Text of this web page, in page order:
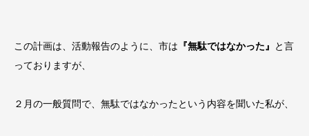
この計画は、活動報告のように、市は 『無駄ではなかった』
と言
っておりますが、
２月の一般質問で、無駄ではなかったという内容を聞いた私が、